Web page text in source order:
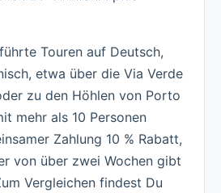
Touren auf Deutsch,
etwa über die Via Verde
zu den Höhlen von Porto
mehr als 10 Personen
Zahlung 10 % Rabatt,
von über zwei Wochen gibt
Vergleichen findest Du